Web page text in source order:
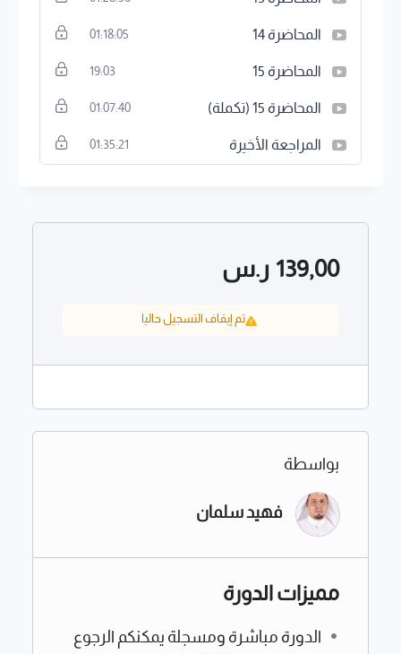
المحاضرة 14 01:18:05
المحاضرة 15 19:03
المحاضرة 15 (تكملة) 01:07:40
المراجعة الأخيرة 01:35:21
139,00 ر.س
تم إيقاف التسجيل حاليا
بواسطة
فهيد سلمان
مميزات الدورة
الدورة مباشرة ومسجلة يمكنكم الرجوع